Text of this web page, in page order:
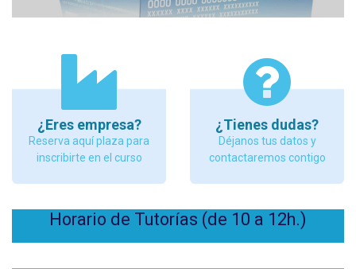
¿Eres empresa?
Reserva aquí plaza para
inscribirte en el curso
¿Tienes dudas?
Déjanos tus datos y
contactaremos contigo
Horario de Tutorías (de 10 a 12h.)